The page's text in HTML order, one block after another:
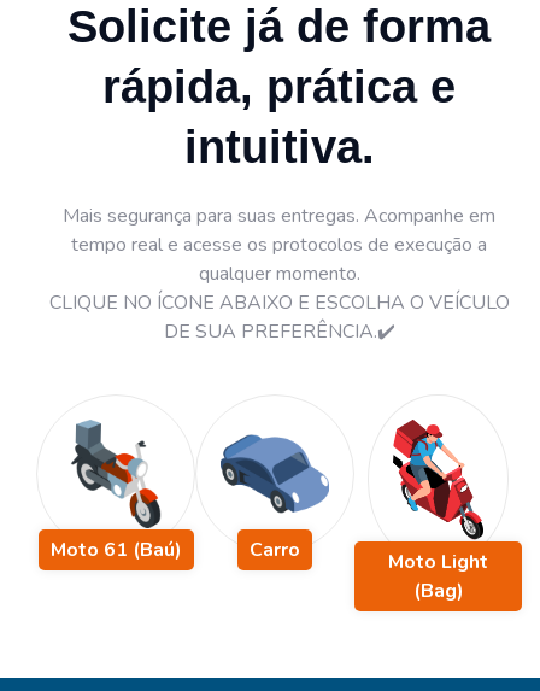
Solicite já de forma
rápida, prática e
intuitiva.
Mais segurança para suas entregas. Acompanhe em
tempo real e acesse os protocolos de execução a
qualquer momento.
CLIQUE NO ÍCONE ABAIXO E ESCOLHA O VEÍCULO
DE SUA PREFERÊNCIA.✔️
Moto 61 (Baú) Carro
Moto Light
(Bag)